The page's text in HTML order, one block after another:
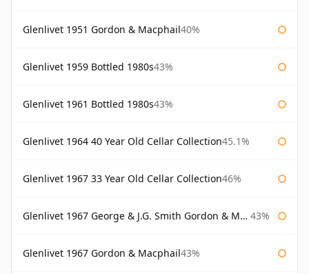
Glenlivet 1951 Gordon & Macphail40%
Glenlivet 1959 Bottled 1980s43%
Glenlivet 1961 Bottled 1980s43%
Glenlivet 1964 40 Year Old Cellar Collection45.1%
Glenlivet 1967 33 Year Old Cellar Collection46%
Glenlivet 1967 George & J.G. Smith Gordon & Macphail 43%
Glenlivet 1967 Gordon & Macphail43%